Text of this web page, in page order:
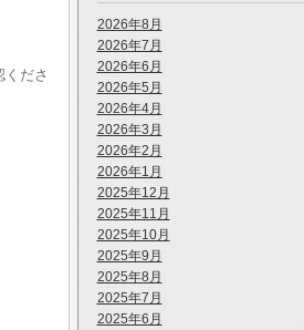
2026年8月
2026年7月
2026年6月
2026年5月
2026年4月
2026年3月
2026年2月
2026年1月
2025年12月
2025年11月
2025年10月
2025年9月
2025年8月
2025年7月
2025年6月
ださ